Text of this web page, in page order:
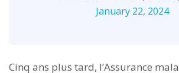
January 22, 2024
Cinq ans plus tard, l’Assurance